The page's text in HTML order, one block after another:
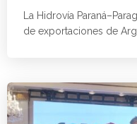
La Hidrovía
de exportaciones de